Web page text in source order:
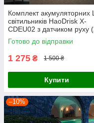
Комплект акумуляторних
світильників HaoDrisk X-
CDEU02 з датчиком руху
шт), бездротове настінне
5W, 4000 mAh, 3 режими с
Готово до відправки
1 275 ₴ 1 500 ₴
Купити
–10%